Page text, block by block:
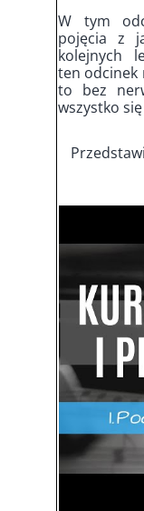
W tym
pojęcia z
kolejnych
ten odcinek
to bez
wszystko